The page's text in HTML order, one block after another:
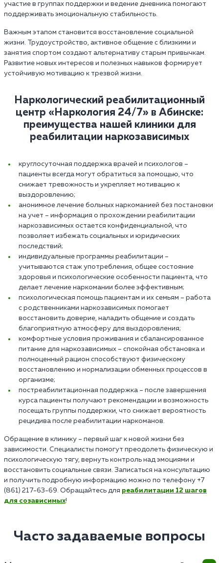
участие в группах поддержки и ведение дневника помогают
поддерживать эмоциональную стабильность.
Важным этапом становится восстановление социальной
жизни. Трудоустройство, активное общение с близкими и
занятия спортом создают альтернативу старым привычкам.
Развитие новых интересов и полезных навыков формирует
устойчивую мотивацию к трезвой жизни.
Наркологический реабилитационный
центр «Наркология 24/7»‎ в Абинске:
преимущества нашей клиники для
реабилитации наркозависимых
круглосуточная поддержка врачей и психологов –
пациенты всегда могут обратиться за помощью, что
снижает тревожность и укрепляет мотивацию к
выздоровлению;
анонимное лечение больных наркоманией без постановки
на учет – информация о прохождении реабилитации
наркозависимых остается конфиденциальной, что
позволяет избежать социальных и юридических
последствий;
индивидуальные программы реабилитации –
учитываются стаж употребления, общее состояние
здоровья и психологические особенности пациента, что
делает лечение наркомании более эффективным;
психологическая помощь пациентам и их семьям – работа
с родственниками наркозависимых помогает
восстановить доверие, наладить общение и создать
благоприятную атмосферу для выздоровления;
комфортные условия проживания и сбалансированное
питание для наркозависимых – спокойная обстановка и
полноценный рацион способствуют физическому
восстановлению и нормализации обменных процессов в
организме;
постреабилитационная поддержка – после завершения
курса пациенты получают рекомендации и возможность
посещать группы поддержки, что снижает вероятность
рецидива после реабилитации наркоманов.
Обращение в клинику – первый шаг к новой жизни без
зависимости. Специалисты помогут преодолеть физическую и
психологическую тягу, вернуть контроль над эмоциями и
восстановить социальные связи. Записаться на консультацию
и получить подробную информацию можно по телефону +7
(861) 217-63-69. Обращайтесь для реабилитации 12 шагов
для созависимых!
Часто задаваемые вопросы